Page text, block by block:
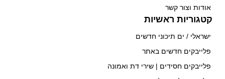
אודות וצור קשר
קטגוריות ראשיות
ישראלי / ים תיכוני חדשים
פלייבקים חדשים באתר
פלייבקים חסידים | שירי דת ואמונה